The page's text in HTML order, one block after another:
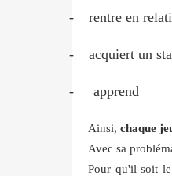
- - rentre en
- - acquiert un
- - apprend
Ainsi, chaque
Avec sa
Pour qu'il soit